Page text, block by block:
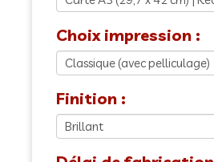
Choix impression :
Finition :